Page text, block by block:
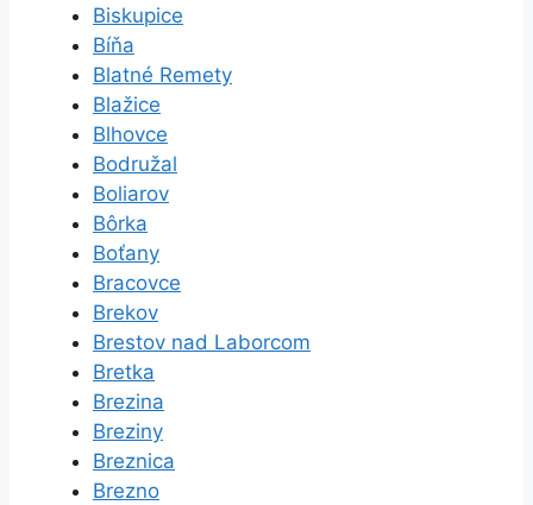
Biskupice
Bíňa
Blatné Remety
Blažice
Blhovce
Bodružal
Boliarov
Bôrka
Boťany
Bracovce
Brekov
Brestov nad Laborcom
Bretka
Brezina
Breziny
Breznica
Brezno